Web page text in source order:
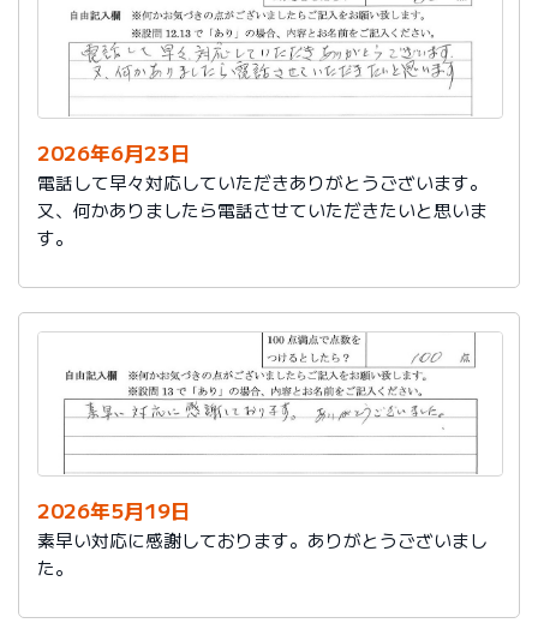
2026年6月23日
電話して早々対応していただきありがとうございます。
又、何かありましたら電話させていただきたいと思いま
す。
2026年5月19日
素早い対応に感謝しております。ありがとうございまし
た。